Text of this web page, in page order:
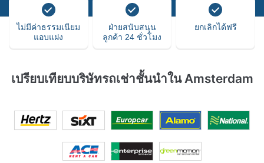
ไม่มีค่าธรรมเนียม
แอบแฝง
ฝ่ายสนับสนุน
ลูกค้า 24 ชั่วโมง
ยกเลิกได้ฟรี
เปรียบเทียบบริษัทรถเช่าชั้นนำใน Amsterdam